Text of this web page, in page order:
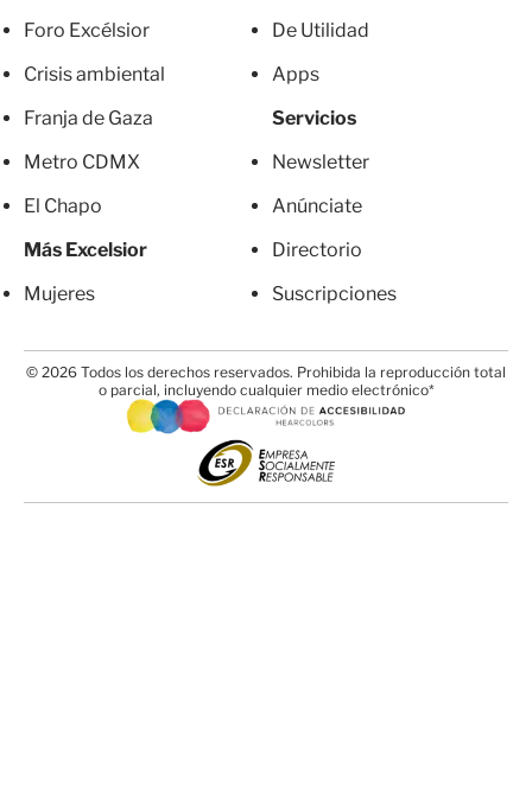
Foro Excélsior
Crisis ambiental
Franja de Gaza
Metro CDMX
El Chapo
Más Excelsior
Mujeres
De Utilidad
Apps
Servicios
Newsletter
Anúnciate
Directorio
Suscripciones
© 2026 Todos los derechos reservados. Prohibida la reproducción total
o parcial, incluyendo cualquier medio electrónico*